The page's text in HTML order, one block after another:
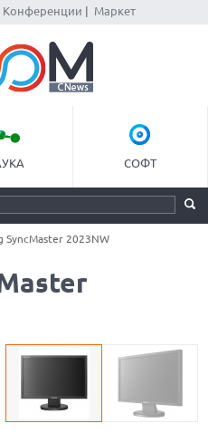
Конференции Маркет
СОФТ
SyncMaster 2023NW